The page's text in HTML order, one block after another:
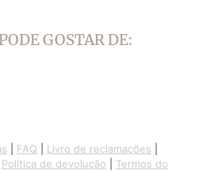
GOSTAR DE:
FAQ Livro de reclamações
Política de devolução
Termos do